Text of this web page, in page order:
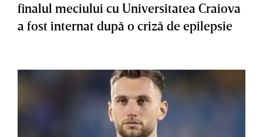
finalul meciului cu Universitatea Craiova
a fost internat după o criză de epilepsie